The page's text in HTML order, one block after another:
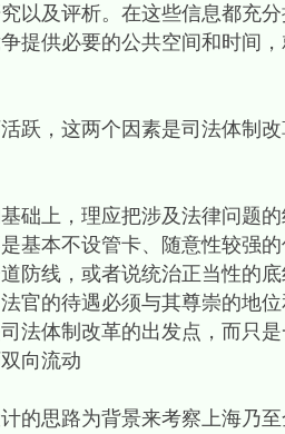
以及评析。在这些信息都充
提供必要的公共空间和时间
跃，这两个因素是司法体制
础上，理应把涉及法律问题
基本不设管卡、随意性较强
防线，或者说统治正当性的
官的待遇必须与其尊崇的地
法体制改革的出发点，而只
向流动
的思路为背景来考察上海乃